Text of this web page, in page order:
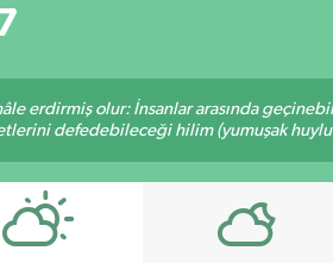
erdirmiş olur: İnsanlar arasında
defedebileceği hilim (yumuşak